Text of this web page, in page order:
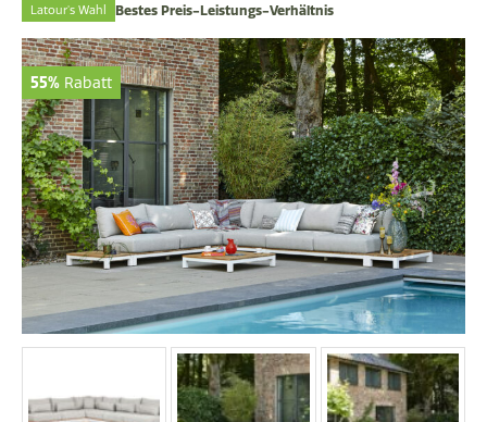
Latour's Wahl Bestes Preis-Leistungs-Verhältnis
55% Rabatt